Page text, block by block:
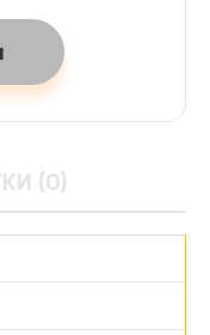
(0)